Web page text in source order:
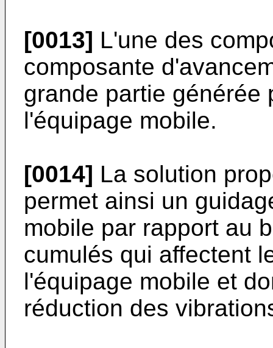
[0013] L'une des
composante
grande partie générée
l'équipage mobile.
[0014] La solution
permet ainsi un
mobile par rapport au
cumulés qui affectent
l'équipage mobile et
réduction des